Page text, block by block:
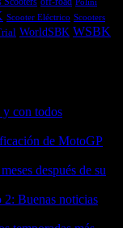
Scooter Eléctrico Scooters
WorldSBK WSBK
y con todos
de MotoGP
después de su
Buenas noticias